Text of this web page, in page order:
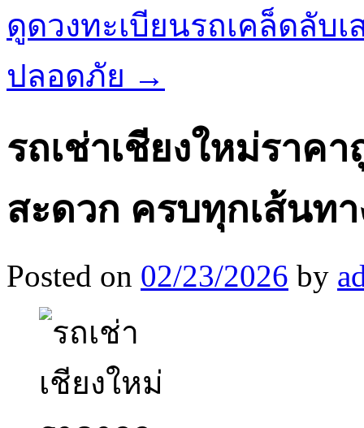
ดูดวงทะเบียนรถเคล็ดลับเ
ปลอดภัย →
รถเช่าเชียงใหม่ราค
สะดวก ครบทุกเส้นทา
Posted on 02/23/2026 by